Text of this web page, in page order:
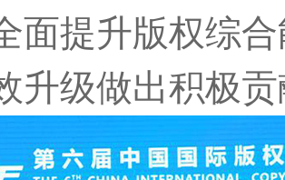
面提升版权综
升级做出积极